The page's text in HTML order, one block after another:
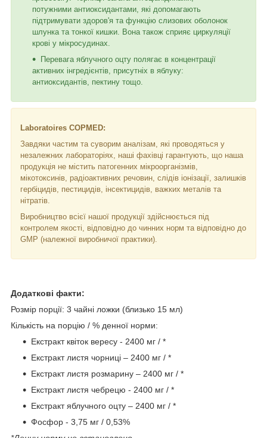
потужними антиоксидантами, які допомагають
підтримувати здоров'я та функцію слизових оболонок
шлунка та тонкої кишки. Вона також сприяє циркуляції
крові у мікросудинах.
Перевага яблучного оцту полягає в концентрації
активних інгредієнтів, присутніх в яблуку:
антиоксидантів, пектину тощо.
Laboratoires COPMED:
Завдяки частим та суворим аналізам, які проводяться у
незалежних лабораторіях, наші фахівці гарантують, що наша
продукція не містить патогенних мікроорганізмів,
мікотоксинів, радіоактивних речовин, слідів іонізації, залишків
гербіцидів, пестицидів, інсектицидів, важких металів та
нітратів.
Виробництво всієї нашої продукції здійснюється під
контролем якості, відповідно до чинних норм та відповідно до
GMP (належної виробничої практики).
Додаткові факти:
Розмір порції: 3 чайні ложки (близько 15 мл)
Кількість на порцію / % денної норми:
Екстракт квіток вересу - 2400 мг / *
Екстракт листя чорниці – 2400 мг / *
Екстракт листя розмарину – 2400 мг / *
Екстракт листя чебрецю - 2400 мг / *
Екстракт яблучного оцту – 2400 мг / *
Фосфор - 3,75 мг / 0,53%